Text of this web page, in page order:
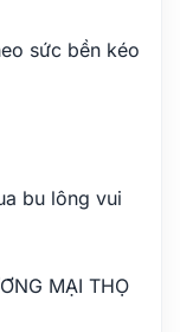
sức bền kéo
bu lông vui
MẠI THỌ